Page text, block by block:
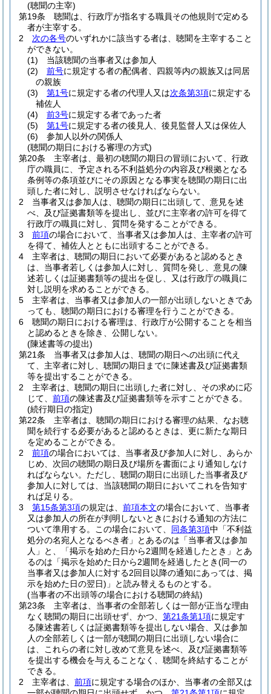
(聴聞の主宰)
第19条
聴聞は、行政庁が指名する職員その他規則で定める
者が主宰する。
2
次の各号のいずれかに該当する者は、聴聞を主宰すること
ができない。
(1)
当該聴聞の当事者又は参加人
(2)
前号に規定する者の配偶者、四親等内の親族又は同居
の親族
(3)
第1号に規定する者の代理人又は次条第3項に規定する
補佐人
(4)
前3号に規定する者であった者
(5)
第1号に規定する者の後見人、後見監督人又は保佐人
(6)
参加人以外の関係人
(聴聞の期日における審理の方式)
第20条
主宰者は、最初の聴聞の期日の冒頭において、行政
庁の職員に、予定される不利益処分の内容及び根拠となる
条例等の条項並びにその原因となる事実を聴聞の期日に出
頭した者に対し、説明させなければならない。
2
当事者又は参加人は、聴聞の期日に出頭して、意見を述
べ、及び証拠書類等を提出し、並びに主宰者の許可を得て
行政庁の職員に対し、質問を発することができる。
3
前項の場合において、当事者又は参加人は、主宰者の許可
を得て、補佐人とともに出頭することができる。
4
主宰者は、聴聞の期日において必要があると認めるとき
は、当事者若しくは参加人に対し、質問を発し、意見の陳
述若しくは証拠書類等の提出を促し、又は行政庁の職員に
対し説明を求めることができる。
5
主宰者は、当事者又は参加人の一部が出頭しないときであ
っても、聴聞の期日における審理を行うことができる。
6
聴聞の期日における審理は、行政庁が公開することを相当
と認めるときを除き、公開しない。
(陳述書等の提出)
第21条
当事者又は参加人は、聴聞の期日への出頭に代え
て、主宰者に対し、聴聞の期日までに陳述書及び証拠書類
等を提出することができる。
2
主宰者は、聴聞の期日に出頭した者に対し、その求めに応
じて、 前項の陳述書及び証拠書類等を示すことができる。
(続行期日の指定)
第22条
主宰者は、聴聞の期日における審理の結果、なお聴
聞を続行する必要があると認めるときは、更に新たな期日
を定めることができる。
2
前項の場合においては、当事者及び参加人に対し、あらか
じめ、次回の聴聞の期日及び場所を書面により通知しなけ
ればならない。 ただし、聴聞の期日に出頭した当事者及び
参加人に対しては、当該聴聞の期日においてこれを告知す
れば足りる。
3
第15条第3項の規定は、 前項本文の場合において、当事者
又は参加人の所在が判明しないときにおける通知の方法に
ついて準用する。
この場合において、 同条第3項中「不利益
処分の名宛人となるべき者」とあるのは「当事者又は参加
人」と、「掲示を始めた日から2週間を経過したとき」とあ
るのは「掲示を始めた日から2週間を経過したとき(同一の
当事者又は参加人に対する2回目以降の通知にあっては、掲
示を始めた日の翌日) 」と読み替えるものとする。
(当事者の不出頭等の場合における聴聞の終結)
第23条
主宰者は、当事者の全部若しくは一部が正当な理由
なく聴聞の期日に出頭せず、かつ、 第21条第1項に規定す
る陳述書若しくは証拠書類等を提出しない場合、又は参加
人の全部若しくは一部が聴聞の期日に出頭しない場合に
は、これらの者に対し改めて意見を述べ、及び証拠書類等
を提出する機会を与えることなく、聴聞を終結することが
できる。
2
主宰者は、 前項に規定する場合のほか、当事者の全部又は